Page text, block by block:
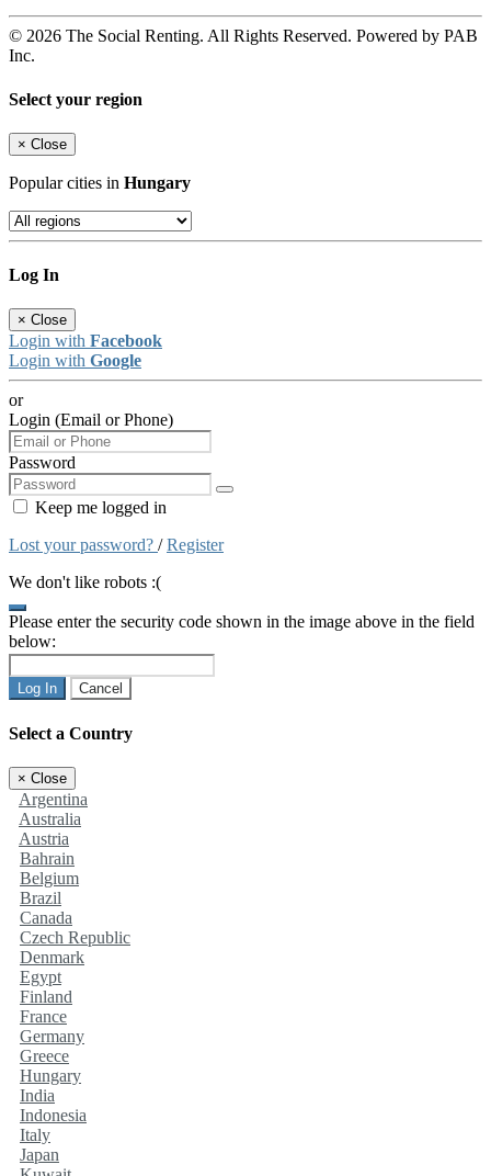
© 2026 The Social Renting. All Rights Reserved. Powered by PAB
Inc.
Select your region
× Close
Popular cities in Hungary
Log In
× Close
Login with Facebook
Login with Google
or
Login (Email or Phone)
Password
Keep me logged in
Lost your password? /Register
We don't like robots :(
Please enter the security code shown in the image above in the field
below:
Log In Cancel
Select a Country
× Close
Argentina
Australia
Austria
Bahrain
Belgium
Brazil
Canada
Czech Republic
Denmark
Egypt
Finland
France
Germany
Greece
Hungary
India
Indonesia
Italy
Japan